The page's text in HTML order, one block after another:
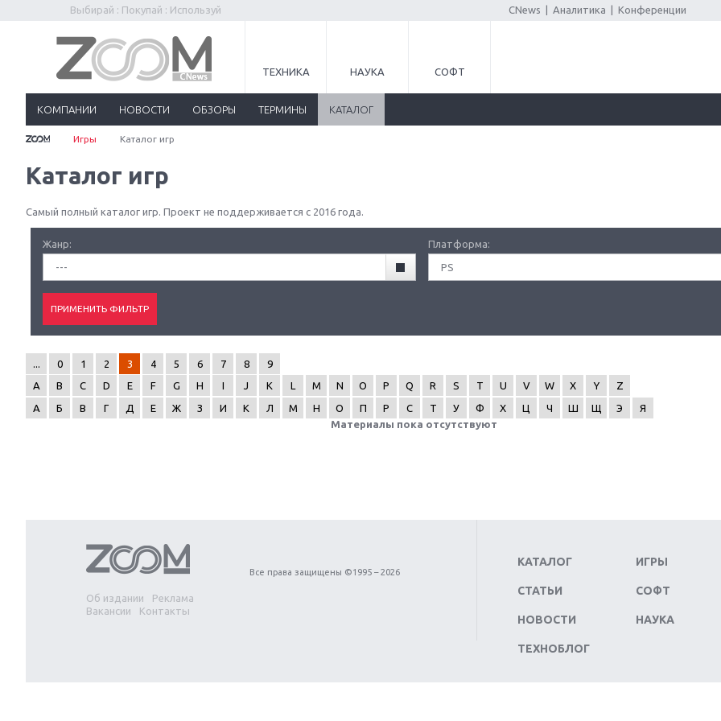
Выбирай : Покупай : Используй CNews Аналитика Конференции
ТЕХНИКА НАУКА СОФТ
КОМПАНИИ НОВОСТИ ОБЗОРЫ ТЕРМИНЫ КАТАЛОГ
Игры Каталог игр
Каталог игр
Самый полный каталог игр. Проект не поддерживается с 2016 года.
Жанр:
---
Платформа:
PS
0 1 2 3 4 5 6 7 8
9
A
B C D E F G H I J K L M N O P Q R S T U V W X Y
Z
А
Б В Г Д Е Ж З И К Л М Н О П Р С Т У Ф Х Ц Ч Ш Щ Э
Я
Материалы пока отсутствуют
Об издании
Реклама
Вакансии
Контакты
Все права защищены ©1995 – 2026
КАТАЛОГ
СТАТЬИ
НОВОСТИ
ТЕХНОБЛОГ
ИГРЫ
СОФТ
НАУКА